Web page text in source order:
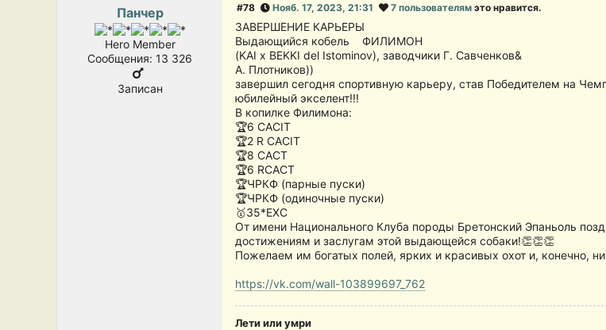
Панчер
Hero Member
Сообщения: 13 326
Записан
#78 Нояб. 17, 2023, 21:31 7 пользователям это нравится.
ЗАВЕРШЕНИЕ КАРЬЕРЫ
Выдающийся кобель ФИЛИМОН
(KAI x BEKKI del Istominov), заводчики Г. Савченков&
А. Плотников))
завершил сегодня спортивную карьеру, став Победителем на
юбилейный экселент!!!
В копилке Филимона:
🏆6 CACIT
🏆2 R CACIT
🏆8 CACT
🏆6 RCACT
🏆ЧРКФ (парные пуски)
🏆ЧРКФ (одиночные пуски)
🥇35*ЕХС
От имени Национального Клуба породы Бретонский Эпаньоль
достижениям и заслугам этой выдающейся собаки!👏👏👏
Пожелаем им богатых полей, ярких и красивых охот и, конечно,
https://vk.com/wall-103899697_762
Лети или умри